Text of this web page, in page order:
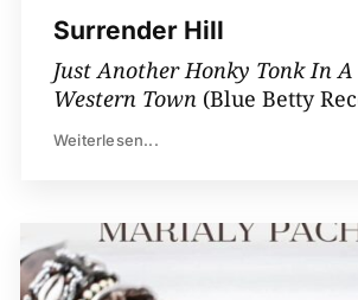
Surrender Hill
Just Another Honky Tonk In
Western Town (Blue Betty
Weiterlesen...